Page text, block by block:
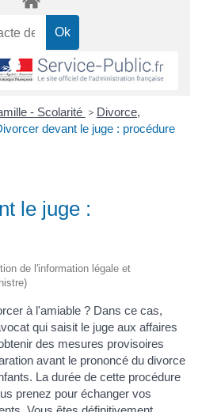
- Scolarité > Divorce,
devant le juge : procédure
le juge :
de l'information légale et
à l'amiable ? Dans ce cas,
qui saisit le juge aux affaires
des mesures provisoires
avant le prononcé du divorce
La durée de cette procédure
prenez pour échanger vos